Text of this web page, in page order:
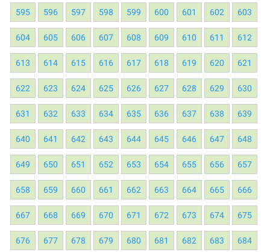
595 596 597 598 599 600 601 602 603
604 605 606 607 608 609 610 611 612
613 614 615 616 617 618 619 620 621
622 623 624 625 626 627 628 629 630
631 632 633 634 635 636 637 638 639
640 641 642 643 644 645 646 647 648
649 650 651 652 653 654 655 656 657
658 659 660 661 662 663 664 665 666
667 668 669 670 671 672 673 674 675
676 677 678 679 680 681 682 683 684